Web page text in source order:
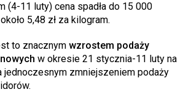
(4-11 luty) cena spadła do 15 000
5,48 zł za kilogram.
to znacznym wzrostem podaży
w okresie 21 stycznia-11 luty na
jednoczesnym zmniejszeniem podaży